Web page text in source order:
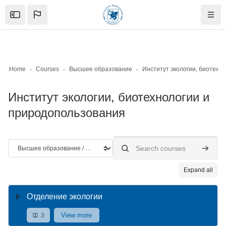
Open the sidebar
Home Courses Высшее образование
Институт экологии, биотехнологии и
природопользования
Course categories Search courses
Expand all
Отделение экологии
3 View more